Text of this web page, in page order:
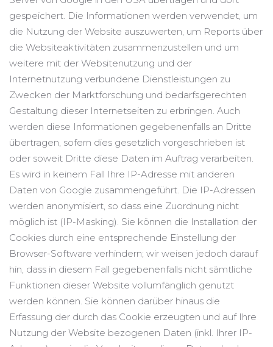
gespeichert. Die Informationen werden verwendet, um
die Nutzung der Website auszuwerten, um Reports über
die Websiteaktivitäten zusammenzustellen und um
weitere mit der Websitenutzung und der
Internetnutzung verbundene Dienstleistungen zu
Zwecken der Marktforschung und bedarfsgerechten
Gestaltung dieser Internetseiten zu erbringen. Auch
werden diese Informationen gegebenenfalls an Dritte
übertragen, sofern dies gesetzlich vorgeschrieben ist
oder soweit Dritte diese Daten im Auftrag verarbeiten.
Es wird in keinem Fall Ihre IP-Adresse mit anderen
Daten von Google zusammengeführt. Die IP-Adressen
werden anonymisiert, so dass eine Zuordnung nicht
möglich ist (IP-Masking). Sie können die Installation der
Cookies durch eine entsprechende Einstellung der
Browser-Software verhindern; wir weisen jedoch darauf
hin, dass in diesem Fall gegebenenfalls nicht sämtliche
Funktionen dieser Website vollumfänglich genutzt
werden können. Sie können darüber hinaus die
Erfassung der durch das Cookie erzeugten und auf Ihre
Nutzung der Website bezogenen Daten (inkl. Ihrer IP-